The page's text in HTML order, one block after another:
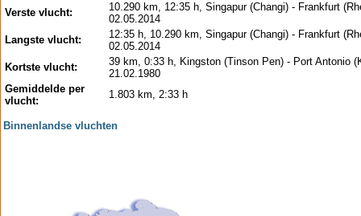
Verste vlucht:
10.290 km, 12:35 h, Singapur (Changi) - Frankfurt
02.05.2014
Langste vlucht:
12:35 h, 10.290 km, Singapur (Changi) - Frankfurt
02.05.2014
Kortste vlucht:
39 km, 0:33 h, Kingston (Tinson Pen) - Port Antonio
21.02.1980
Gemiddelde per
vlucht:
1.803 km, 2:33 h
Binnenlandse vluchten